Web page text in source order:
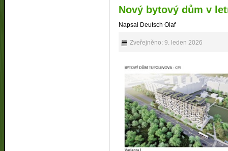
Nový bytový dům v
Napsal Deutsch Olaf
Zveřejněno: 9. leden 2026